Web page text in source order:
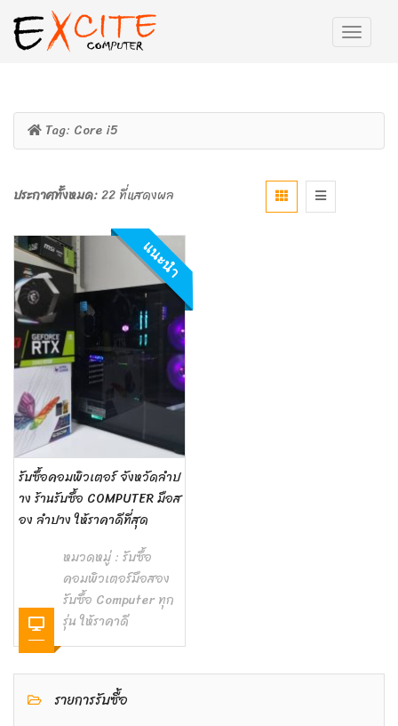
Tag: Core i5
ประกาศทั้งหมด:22 ที่แสดงผล
แนะนำ
รับซื้อคอมพิวเตอร์ จังหวัดลำป
าง ร้านรับซื้อ COMPUTER มือส
อง ลำปาง ให้ราคาดีที่สุด
หมวดหมู่ : รับซื้อ
คอมพิวเตอร์มือสอง
รับซื้อ Computer ทุก
รุ่น ให้ราคาดี
รายการรับซื้อ